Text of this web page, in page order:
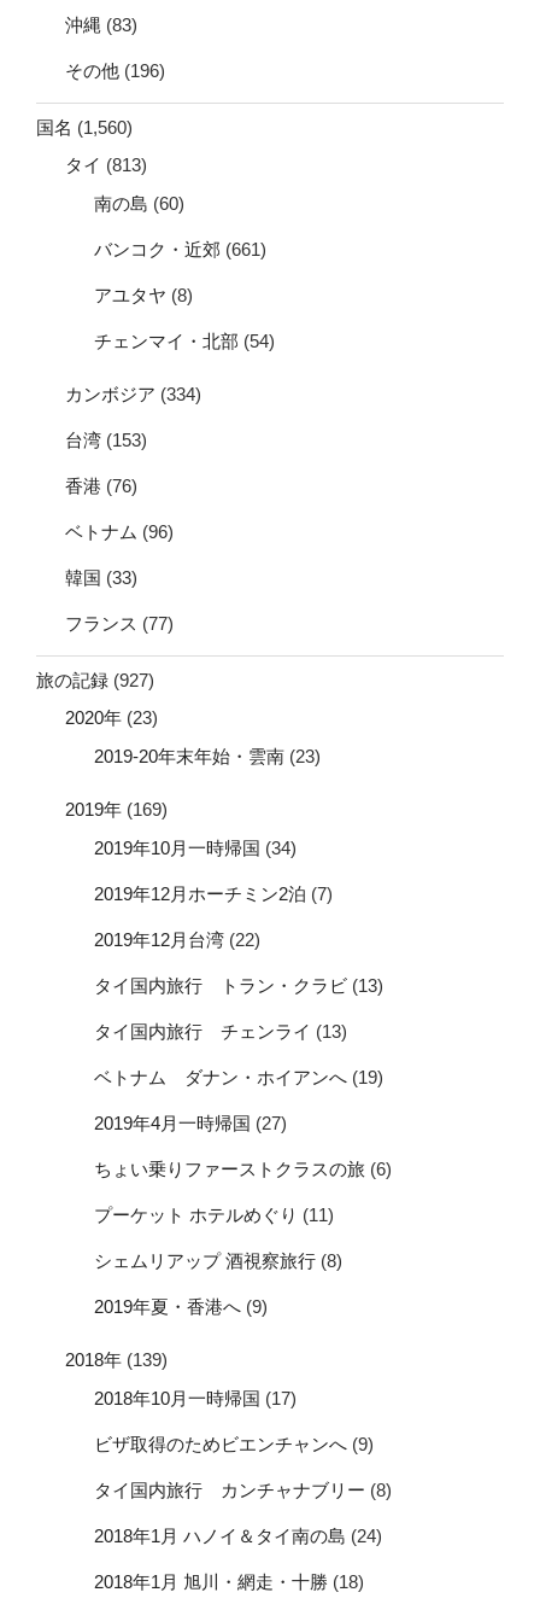
沖縄 (83)
その他 (196)
国名 (1,560)
タイ (813)
南の島 (60)
バンコク・近郊 (661)
アユタヤ (8)
チェンマイ・北部 (54)
カンボジア (334)
台湾 (153)
香港 (76)
ベトナム (96)
韓国 (33)
フランス (77)
旅の記録 (927)
2020年 (23)
2019-20年末年始・雲南 (23)
2019年 (169)
2019年10月一時帰国 (34)
2019年12月ホーチミン2泊 (7)
2019年12月台湾 (22)
タイ国内旅行 トラン・クラビ (13)
タイ国内旅行 チェンライ (13)
ベトナム ダナン・ホイアンへ (19)
2019年4月一時帰国 (27)
ちょい乗りファーストクラスの旅 (6)
プーケット ホテルめぐり (11)
シェムリアップ 酒視察旅行 (8)
2019年夏・香港へ (9)
2018年 (139)
2018年10月一時帰国 (17)
ビザ取得のためビエンチャンへ (9)
タイ国内旅行 カンチャナブリー (8)
2018年1月 ハノイ＆タイ南の島 (24)
2018年1月 旭川・網走・十勝 (18)